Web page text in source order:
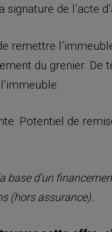
de l’acte
remettre
du grenier.
Potentiel de
d’un
(hors assurance).